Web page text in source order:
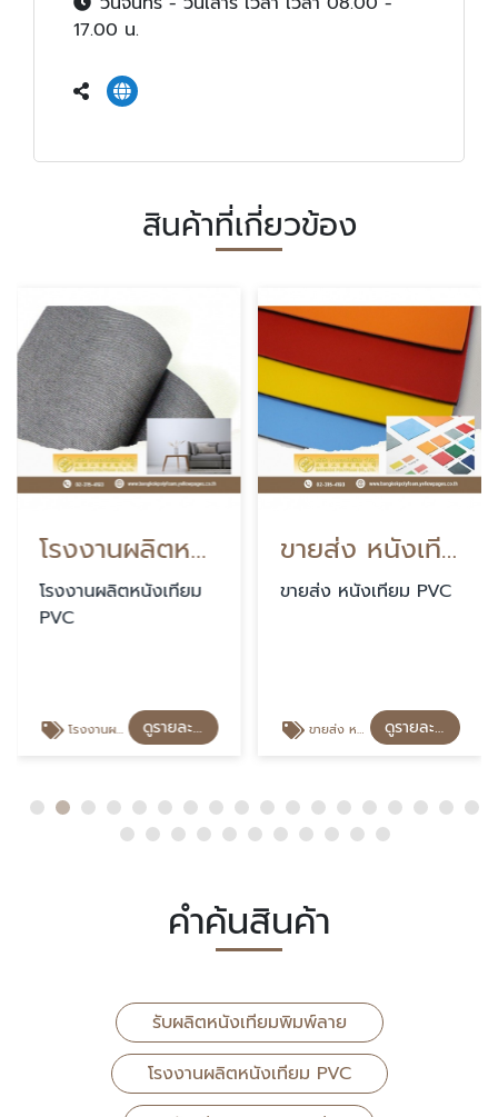
17.00 น.
สินค้าที่เกี่ยวข้อง
โรงงานผลิตหนังเทียม PVC
โรงงานผลิตหนังเทียม
PVC
โรงงานผลิตหนังเทียม PVC ดูรายละเอียด
ขายส่ง หนังเทียม PVC
ขายส่ง หนังเทียม PVC
ขายส่ง หนังเทียม PVC ดูรายละเอียด
คำค้นสินค้า
รับผลิตหนังเทียมพิมพ์ลาย
โรงงานผลิตหนังเทียม PVC